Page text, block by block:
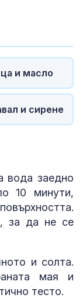
и масло
и сирене
вода заедно
10 минути,
за да не се
и солта.
мая и
тесто.